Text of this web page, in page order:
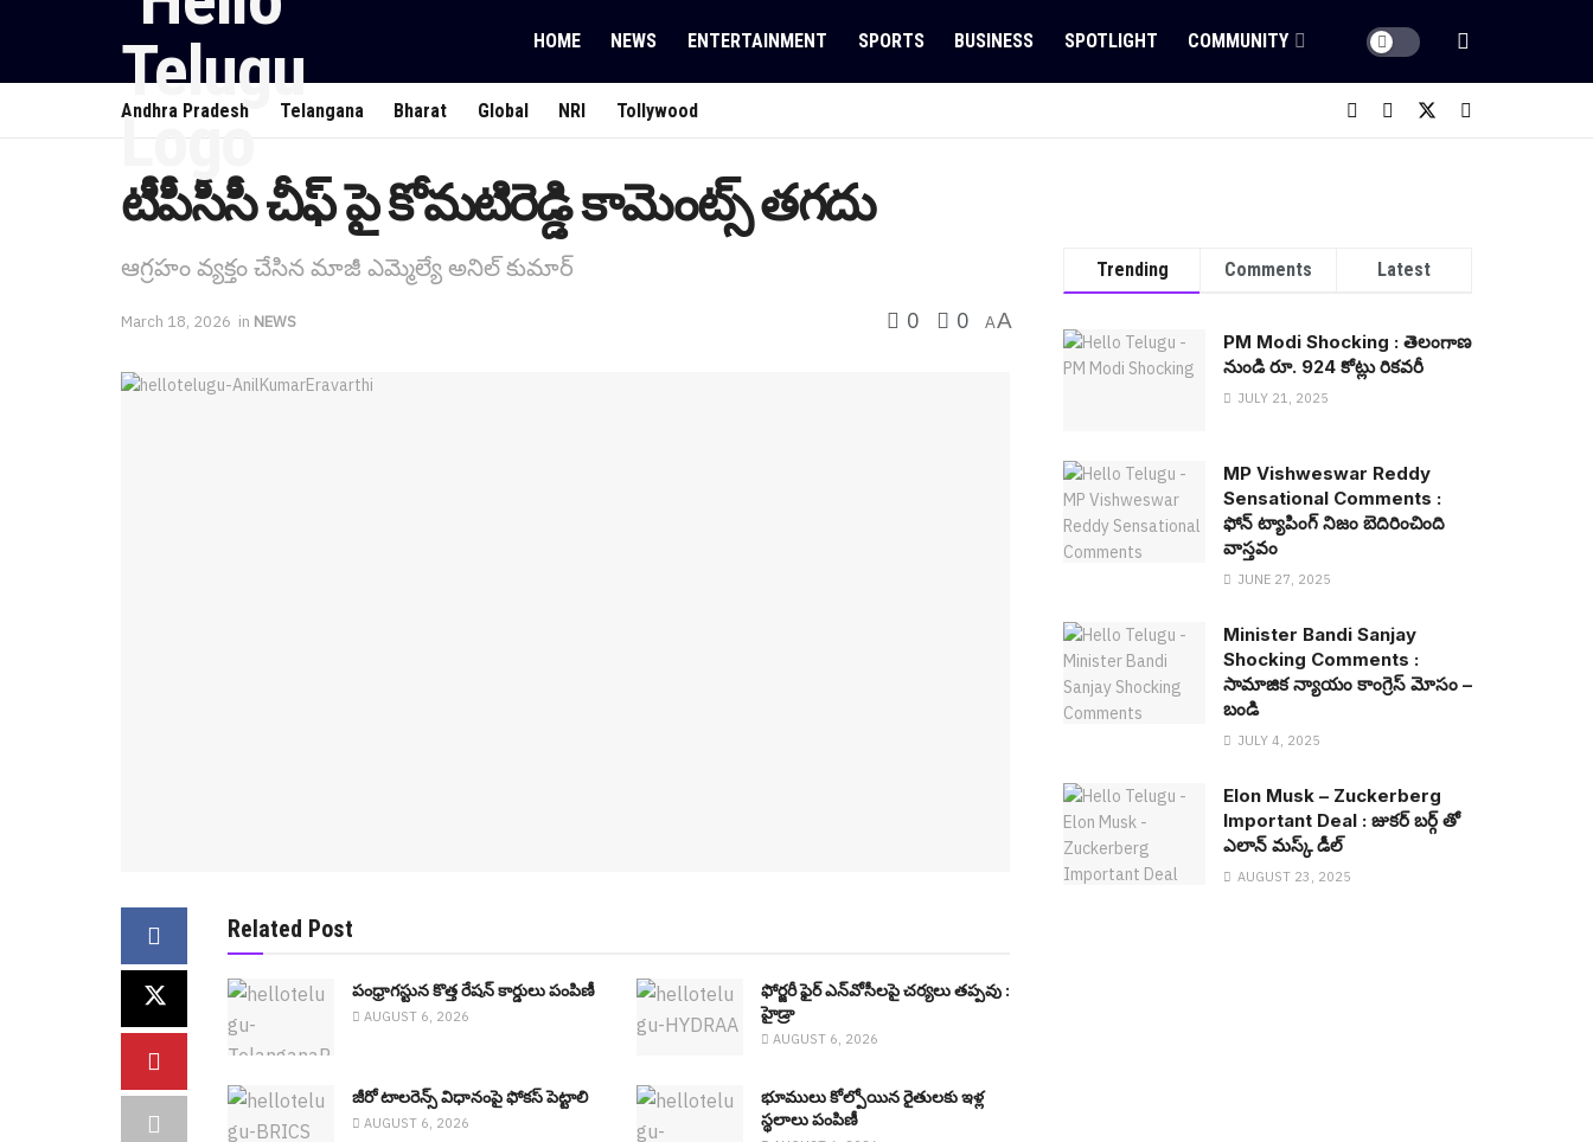
HOME NEWS ENTERTAINMENT SPORTS BUSINESS SPOTLIGHT COMMUNITY
Andhra Pradesh Telangana Bharat Global NRI Tollywood
టీపీసీసీ చీఫ్ పై కోమటిరెడ్డి కామెంట్స్ త‌గ‌దు
ఆగ్ర‌హం వ్య‌క్తం చేసిన మాజీ ఎమ్మెల్యే అనిల్ కుమార్
March 18, 2026 in NEWS 0 0 AA
Related Post
పంధ్రాగ‌స్టున కొత్త రేష‌న్ కార్డులు పంపిణీ
AUGUST 6, 2026
ఫోర్జ‌రీ ఫైర్ ఎన్‌వోసీల‌పై చ‌ర్య‌లు త‌ప్ప‌వు :
హైడ్రా
AUGUST 6, 2026
జీరో టాల‌రెన్స్ విధానంపై ఫోక‌స్ పెట్టాలి
AUGUST 6, 2026
భూములు కోల్పోయిన రైతుల‌కు ఇళ్ల
స్థ‌లాలు పంపిణీ
Trending Comments Latest
PM Modi Shocking : తెలంగాణ
నుండి రూ. 924 కోట్లు రిక‌వ‌రీ
JULY 21, 2025
MP Vishweswar Reddy
Sensational Comments :
ఫోన్ ట్యాపింగ్ నిజం బెదిరించింది
వాస్త‌వం
JUNE 27, 2025
Minister Bandi Sanjay
Shocking Comments :
సామాజిక న్యాయం కాంగ్రెస్ మోసం –
బండి
JULY 4, 2025
Elon Musk – Zuckerberg
Important Deal : జుక‌ర్ బ‌ర్గ్ తో
ఎలాన్ మ‌స్క్ డీల్
AUGUST 23, 2025